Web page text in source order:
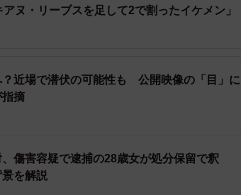
を介してになる。あとはフィリピン側がどれ
りとりをし、容疑者とくっついている（癒着
フィリピンの警察と友好な関係を結んでいる
ということになる」と解説した。
て来る者には誰から誰に届けられた物なの
防犯シールを貼っておくと、割るのに時間が
ヌ・リーブスを足して2で割ったイケメン」
近場で潜伏の可能性も 公開映像の「目」に
摘
傷害容疑で逮捕の28歳女が処分保留で釈
を解説